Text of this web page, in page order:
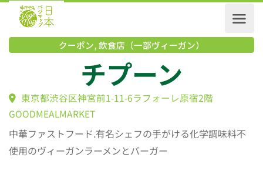
クーポン,飲食店（一部ヴィーガン）
チプーン
東京都渋谷区神宮前1-11-6ラフォーレ原宿2階
中華ファストフード.有名シェフの手がける化学調味料不
使用のヴィーガンラーメンとバーガー